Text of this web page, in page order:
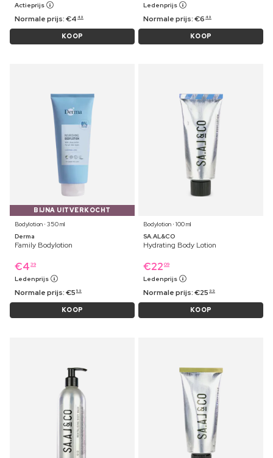
Actieprijs
Normale prijs:€4 49
KOOP
Ledenprijs
Normale prijs:€6 49
KOOP
BIJNA UITVERKOCHT
Bodylotion ⋅ 350 ml
Derma
Family Bodylotion
€4 39
Ledenprijs
Normale prijs:€5 59
KOOP
Bodylotion ⋅ 100 ml
SA.AL&CO
Hydrating Body Lotion
€22 09
Ledenprijs
Normale prijs:€25 99
KOOP